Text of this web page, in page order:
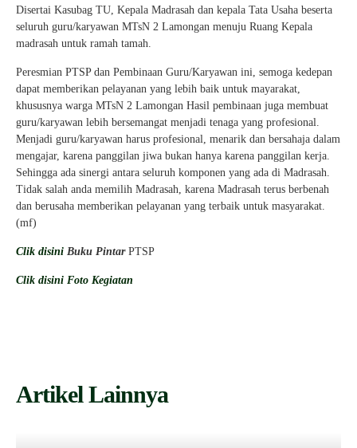
Disertai Kasubag TU, Kepala Madrasah dan kepala Tata Usaha beserta
seluruh guru/karyawan MTsN 2 Lamongan menuju Ruang Kepala
madrasah untuk ramah tamah.
Peresmian PTSP dan Pembinaan Guru/Karyawan ini, semoga kedepan
dapat memberikan pelayanan yang lebih baik untuk mayarakat,
khususnya warga MTsN 2 Lamongan Hasil pembinaan juga membuat
guru/karyawan lebih bersemangat menjadi tenaga yang profesional.
Menjadi guru/karyawan harus profesional, menarik dan bersahaja dalam
mengajar, karena panggilan jiwa bukan hanya karena panggilan kerja.
Sehingga ada sinergi antara seluruh komponen yang ada di Madrasah.
Tidak salah anda memilih Madrasah, karena Madrasah terus berbenah
dan berusaha memberikan pelayanan yang terbaik untuk masyarakat.
(mf)
Clik disini Buku Pintar PTSP
Clik disini Foto Kegiatan
Artikel Lainnya